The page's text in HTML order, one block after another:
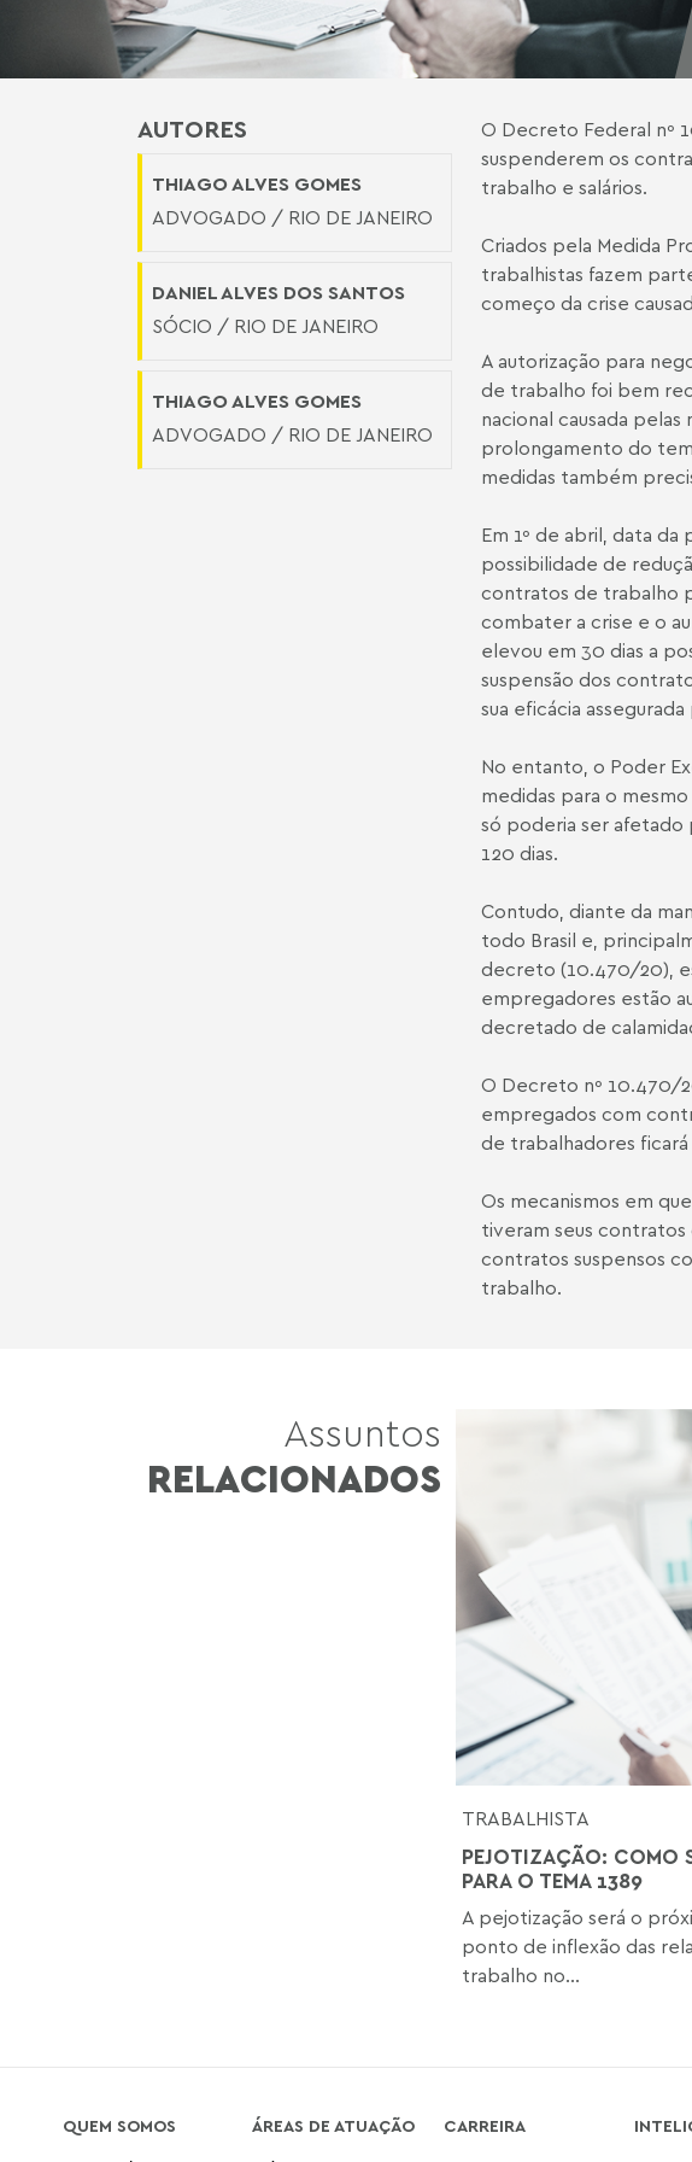
AUTORES
THIAGO ALVES GOMES
ADVOGADO / RIO DE JANEIRO
DANIEL ALVES DOS SANTOS
SÓCIO / RIO DE JANEIRO
THIAGO ALVES GOMES
ADVOGADO / RIO DE JANEIRO
O Decreto Federal nº
suspenderem os
trabalho e salários.
Criados pela Medida
trabalhistas fazem
começo da crise
A autorização para
de trabalho foi bem
nacional causada
prolongamento do
medidas também
Em 1º de abril, data
possibilidade de
contratos de trabalho
combater a crise e o
elevou em 30 dias a
suspensão dos
sua eficácia
No entanto, o Poder
medidas para o
só poderia ser afetado
120 dias.
Contudo, diante da
todo Brasil e,
decreto (10.470/20),
empregadores estão
decretado de
O Decreto nº 10.470/
empregados com
de trabalhadores
Os mecanismos em
tiveram seus contratos
contratos suspensos
trabalho.
Assuntos
RELACIONADOS
TRABALHISTA
PEJOTIZAÇÃO: COMO
PARA O TEMA 1389
A pejotização será o
ponto de inflexão das
trabalho no...
QUEM SOMOS ÁREAS DE ATUAÇÃO CARREIRA